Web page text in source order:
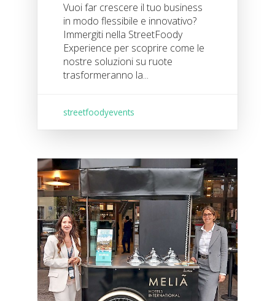
Vuoi far crescere il tuo business
in modo flessibile e innovativo?
Immergiti nella StreetFoody
Experience per scoprire come le
nostre soluzioni su ruote
trasformeranno la...
streetfoodyevents